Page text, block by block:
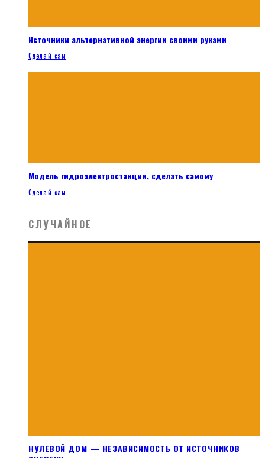
Источники альтернативной энергии своими руками
Сделай сам
Модель гидроэлектростанции, сделать самому
Сделай сам
СЛУЧАЙНОЕ
НУЛЕВОЙ ДОМ — НЕЗАВИСИМОСТЬ ОТ ИСТОЧНИКОВ